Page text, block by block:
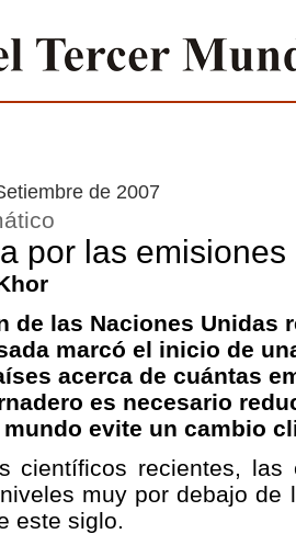
de 2007
por las emisiones
de las Naciones Unidas
marcó el inicio de
acerca de cuántas
es necesario
mundo evite un cambio
científicos recientes, las
muy por debajo de
este siglo.